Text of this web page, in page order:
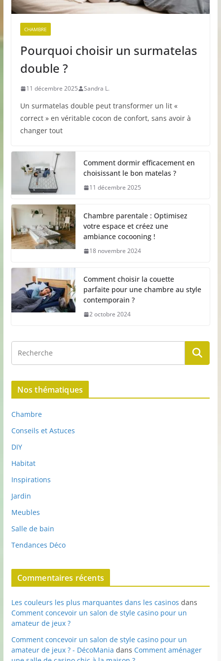
CHAMBRE
Pourquoi choisir un surmatelas
double ?
11 décembre 2025 Sandra L.
Un surmatelas double peut transformer un lit «
correct » en véritable cocon de confort, sans avoir à
changer tout
Comment dormir efficacement en
choisissant le bon matelas ?
11 décembre 2025
Chambre parentale : Optimisez
votre espace et créez une
ambiance cocooning !
18 novembre 2024
Comment choisir la couette
parfaite pour une chambre au style
contemporain ?
2 octobre 2024
Nos thématiques
Chambre
Conseils et Astuces
DIY
Habitat
Inspirations
Jardin
Meubles
Salle de bain
Tendances Déco
Commentaires récents
Les couleurs les plus marquantes dans les casinos dans
Comment concevoir un salon de style casino pour un
amateur de jeux ?
Comment concevoir un salon de style casino pour un
amateur de jeux ? - DécoMania dans Comment aménager